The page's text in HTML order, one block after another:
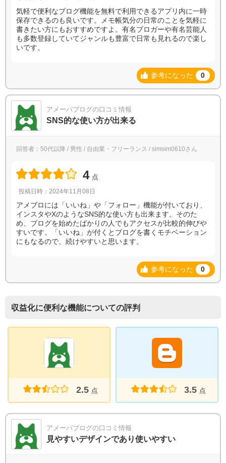
気軽で便利なブログ機能を無料で利用できるアプリ内に一時
保存できるのも良いです。メモ帳気分の日常のことを気軽に
書きたい方にもおすすめですよ。有名ブロガーや有名芸能人
も多数登録していてジャンルも豊富で日常も見れるので楽し
いです。
参考になった 0
アメーバブログの口コミ情報
SNS的な使い方が出来る
回答者：50代以降 / 男性 / 自由業・フリーランス / simsim0610さん
4 点
投稿日時：2024年11月08日
アメブロには「いいね」や「フォロー」機能が付いており、
インスタやXのようなSNS的な使い方も出来ます。そのた
め、ブログを始めたばかりの人でもアクセスが比較的伸びや
すいです。「いいね」が付くとブログを書くモチベーション
にもなるので、続けやすいと思います。
参考になった 0
収益化に便利な機能についての評判
2.5 点 3.5 点
アメーバブログの口コミ情報
見やすいデザインであり使いやすい